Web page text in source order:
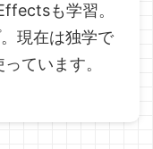
も学習。
現在は独学で
ています。